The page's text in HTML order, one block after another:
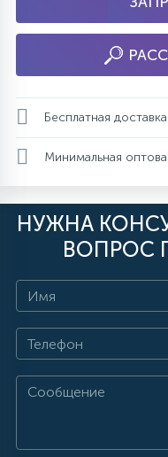
Бесплатная
Минимальная
НУЖНА
ВОПРОС